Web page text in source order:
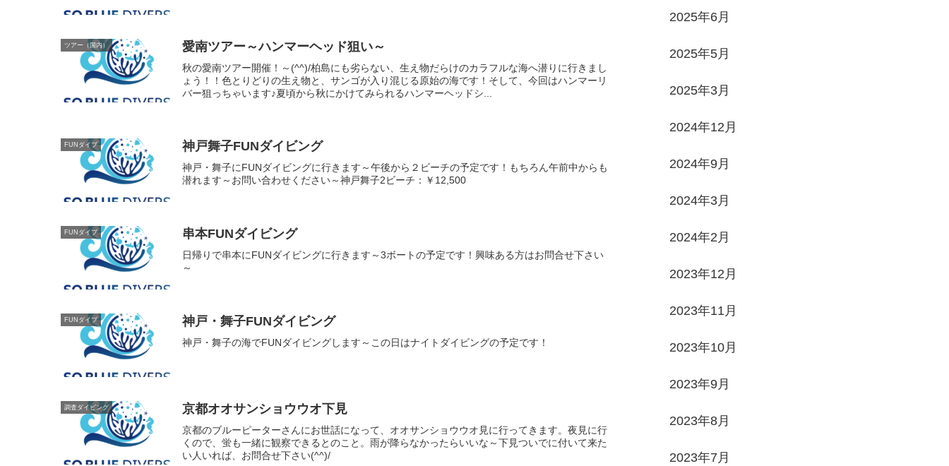
ツアー（国内） 愛南ツアー～ハンマーヘッド狙い～
秋の愛南ツアー開催！～(^^)/柏島にも劣らない、生え物だらけのカラフルな海へ潜りに行きまし
ょう！！色とりどりの生え物と、サンゴが入り混じる原始の海です！そして、今回はハンマーリ
バー狙っちゃいます♪夏頃から秋にかけてみられるハンマーヘッドシ...
FUNダイブ 神戸舞子FUNダイビング
神戸・舞子にFUNダイビングに行きます～午後から２ビーチの予定です！もちろん午前中からも
潜れます～お問い合わせください～神戸舞子2ビーチ：￥12,500
FUNダイブ 串本FUNダイビング
日帰りで串本にFUNダイビングに行きます～3ボートの予定です！興味ある方はお問合せ下さい
～
FUNダイブ 神戸・舞子FUNダイビング
神戸・舞子の海でFUNダイビングします～この日はナイトダイビングの予定です！
調査ダイビング 京都オオサンショウウオ下見
京都のブルーピーターさんにお世話になって、オオサンショウウオ見に行ってきます。夜見に行
くので、蛍も一緒に観察できるとのこと。雨が降らなかったらいいな～下見ついでに付いて来た
い人いれば、お問合せ下さい(^^)/
2025年6月
2025年5月
2025年3月
2024年12月
2024年9月
2024年3月
2024年2月
2023年12月
2023年11月
2023年10月
2023年9月
2023年8月
2023年7月